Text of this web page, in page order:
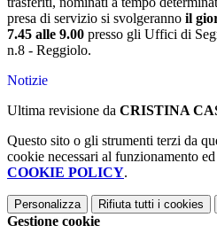
presa di servizio si svolgeranno il
7.45 alle 9.00 presso gli Uffici di
n.8 - Reggiolo.
Notizie
Ultima revisione da CRISTINA
Questo sito o gli strumenti terzi da
cookie necessari al funzionamento
COOKIE POLICY.
Personalizza Rifiuta tutti i cookies
Gestione cookie